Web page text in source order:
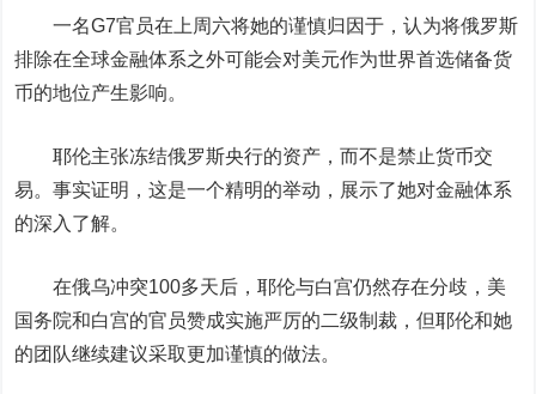
一名G7官员在上周六将她的谨慎归因于，认为将俄罗斯
排除在全球金融体系之外可能会对美元作为世界首选储备货
币的地位产生影响。
耶伦主张冻结俄罗斯央行的资产，而不是禁止货币交
易。事实证明，这是一个精明的举动，展示了她对金融体系
的深入了解。
在俄乌冲突100多天后，耶伦与白宫仍然存在分歧，美
国务院和白宫的官员赞成实施严厉的二级制裁，但耶伦和她
的团队继续建议采取更加谨慎的做法。